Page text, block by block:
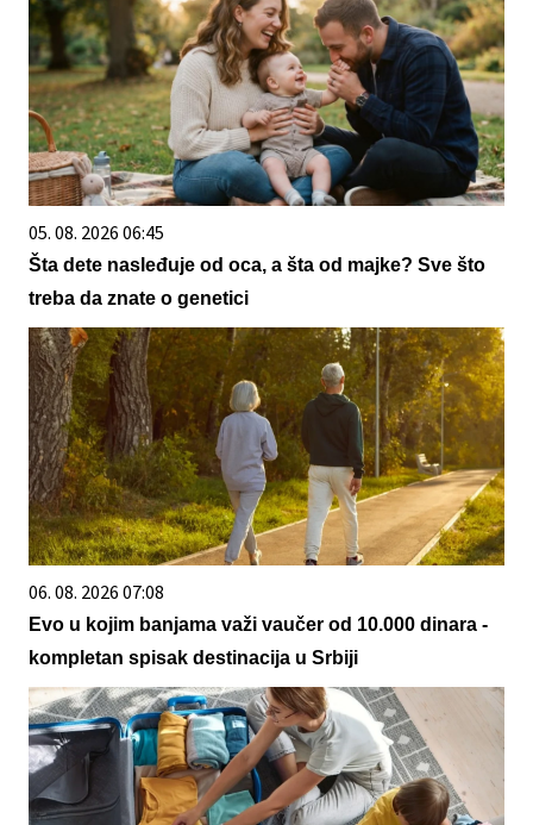
05. 08. 2026 06:45
Šta dete nasleđuje od oca, a šta od majke? Sve što
treba da znate o genetici
06. 08. 2026 07:08
Evo u kojim banjama važi vaučer od 10.000 dinara -
kompletan spisak destinacija u Srbiji